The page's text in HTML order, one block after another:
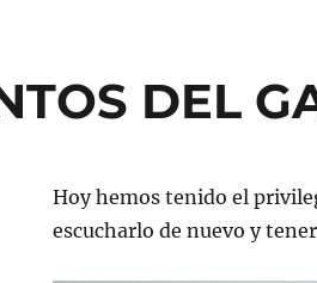
DEL
Hoy hemos tenido el
escucharlo de nuevo y